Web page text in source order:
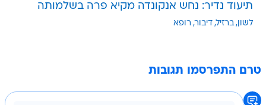
תיעוד נדיר: נחש אנקונדה מקיא פרה בשלמותה
לשון ברזיל דיבור רופא
טרם התפרסמו תגובות